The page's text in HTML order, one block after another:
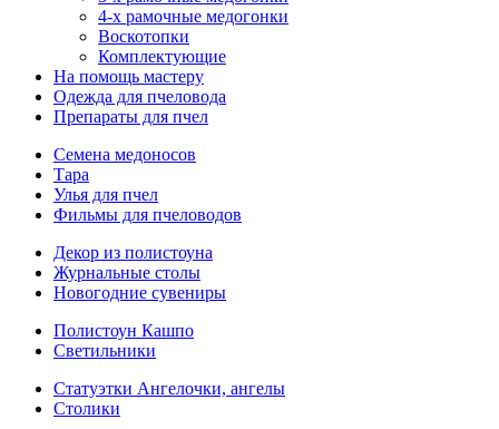
4-х рамочные медогонки
Воскотопки
Комплектующие
На помощь мастеру
Одежда для пчеловода
Препараты для пчел
Семена медоносов
Тара
Улья для пчел
Фильмы для пчеловодов
Декор из полистоуна
Журнальные столы
Новогодние сувениры
Полистоун Кашпо
Светильники
Статуэтки Ангелочки, ангелы
Столики